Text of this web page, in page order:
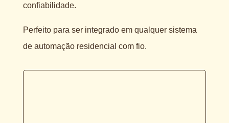
confiabilidade.
Perfeito para ser integrado em qualquer sistema
de automação residencial com fio.